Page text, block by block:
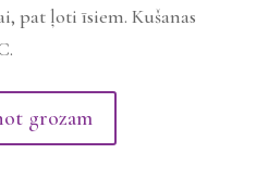
pat ļoti īsiem. Kušanas
grozam